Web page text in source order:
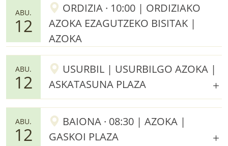
ABU.
12
ORDIZIA · 10:00 | ORDIZIAKO
AZOKA EZAGUTZEKO BISITAK |
AZOKA
ABU.
12
USURBIL | USURBILGO AZOKA |
ASKATASUNA PLAZA
ABU.
12
BAIONA · 08:30 | AZOKA |
GASKOI PLAZA